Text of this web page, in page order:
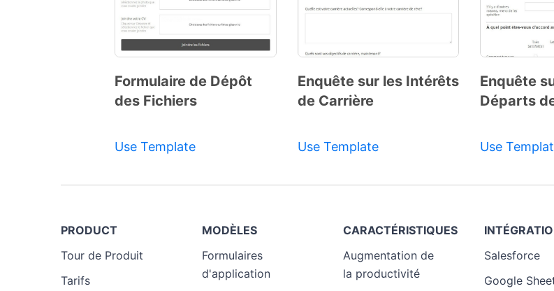
Template
Preview
Formulaire de Dépôt
des Fichiers
Use Template
Preview
Enquête sur les Intérêts
de Carrière
Use Template
Enquête
Départs
Use
PRODUCT
Tour de Produit
Tarifs
MODÈLES
Formulaires
d'application
CARACTÉRISTIQUES
Augmentation de
la productivité
Salesforce
Google